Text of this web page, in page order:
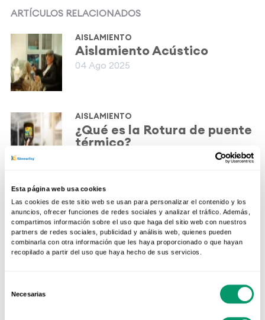
Esta página web usa cookies
Las cookies de este sitio web se usan para personalizar el contenido y los
anuncios, ofrecer funciones de redes sociales y analizar el tráfico. Además,
compartimos información sobre el uso que haga del sitio web con nuestros
partners de redes sociales, publicidad y análisis web, quienes pueden
combinarla con otra información que les haya proporcionado o que hayan
recopilado a partir del uso que haya hecho de sus servicios.
de
Necesarias
ARTÍCULOS RELACIONADOS
AISLAMIENTO
Aislamiento Acústico
04 Ago 2025
AISLAMIENTO
¿Qué es la Rotura de puente
térmico?
¿Por qué el aislamiento
acústico es importante?
10 Nov 2020